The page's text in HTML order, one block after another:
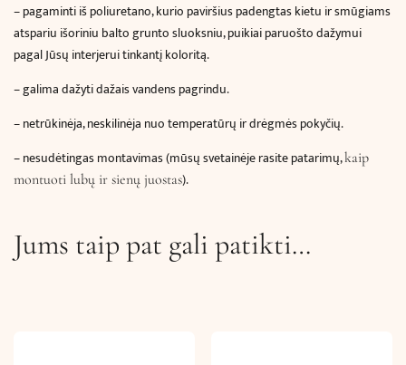
– pagaminti iš poliuretano, kurio paviršius padengtas kietu ir smūgiams
atspariu išoriniu balto grunto sluoksniu, puikiai paruošto dažymui
pagal Jūsų interjerui tinkantį koloritą.
– galima dažyti dažais vandens pagrindu.
– netrūkinėja, neskilinėja nuo temperatūrų ir drėgmės pokyčių.
– nesudėtingas montavimas (mūsų svetainėje rasite patarimų,kaip
montuoti lubų ir sienų juostas).
Jums taip pat gali patikti…